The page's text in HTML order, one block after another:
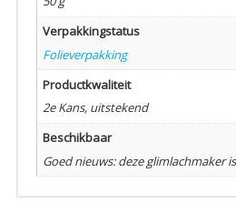
Verpakkingstatus
Folieverpakking
Productkwaliteit
2e Kans, uitstekend
Beschikbaar
Goed nieuws: deze glimlachmaker